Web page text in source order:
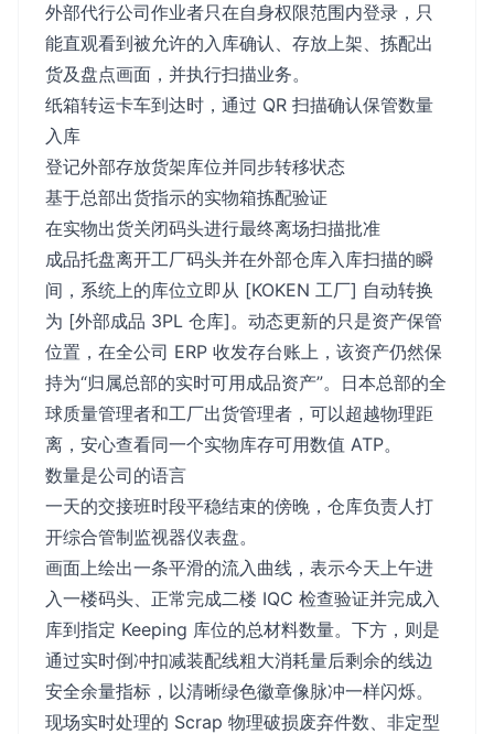
外部代行公司作业者只在自身权限范围内登录，只
能直观看到被允许的入库确认、存放上架、拣配出
货及盘点画面，并执行扫描业务。
纸箱转运卡车到达时，通过 QR 扫描确认保管数量
入库
登记外部存放货架库位并同步转移状态
基于总部出货指示的实物箱拣配验证
在实物出货关闭码头进行最终离场扫描批准
成品托盘离开工厂码头并在外部仓库入库扫描的瞬
间，系统上的库位立即从 [KOKEN 工厂] 自动转换
为 [外部成品 3PL 仓库]。动态更新的只是资产保管
位置，在全公司 ERP 收发存台账上，该资产仍然保
持为“归属总部的实时可用成品资产”。日本总部的全
球质量管理者和工厂出货管理者，可以超越物理距
离，安心查看同一个实物库存可用数值 ATP。
数量是公司的语言
一天的交接班时段平稳结束的傍晚，仓库负责人打
开综合管制监视器仪表盘。
画面上绘出一条平滑的流入曲线，表示今天上午进
入一楼码头、正常完成二楼 IQC 检查验证并完成入
库到指定 Keeping 库位的总材料数量。下方，则是
通过实时倒冲扣减装配线粗大消耗量后剩余的线边
安全余量指标，以清晰绿色徽章像脉冲一样闪烁。
现场实时处理的 Scrap 物理破损废弃件数、非定型